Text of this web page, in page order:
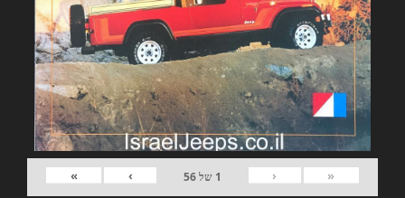
«
‹
1 של56
›
»